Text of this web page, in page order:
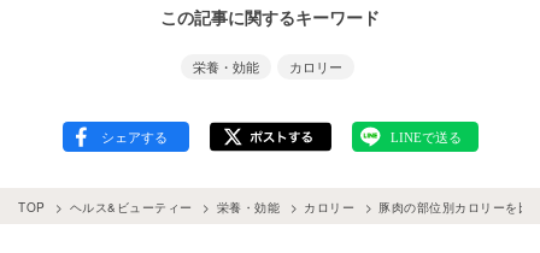
この記事に関するキーワード
栄養・効能 カロリー
TOP ヘルス&ビューティー 栄養・効能 カロリー 豚肉の部位別カロリーを比